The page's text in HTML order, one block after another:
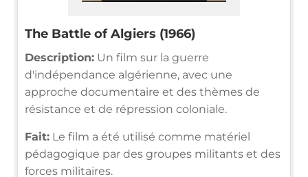
The Battle of Algiers (1966)
Description: Un film sur la guerre
d'indépendance algérienne, avec une
approche documentaire et des thèmes de
résistance et de répression coloniale.
Fait: Le film a été utilisé comme matériel
pédagogique par des groupes militants et des
forces militaires.